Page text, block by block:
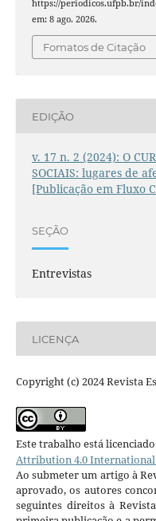
https://periodicos.ufpb.br/
em: 8 ago. 2026.
Fomatos de Citação
EDIÇÃO
v. 17 n. 2 (2024): O
SOCIAIS: lugares de
[Publicação em Fluxo
SEÇÃO
Entrevistas
LICENÇA
Copyright (c) 2024 Revista
Este trabalho está
Attribution 4.0 International
Ao submeter um artigo à
aprovado, os autores
seguintes direitos à